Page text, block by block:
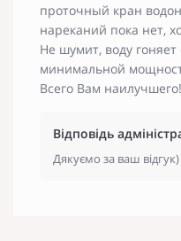
проточный кран
нареканий пока нет,
Не шумит, воду
минимальной
Всего Вам наилучшего!
Відповідь
Дякуємо за ваш відгук)